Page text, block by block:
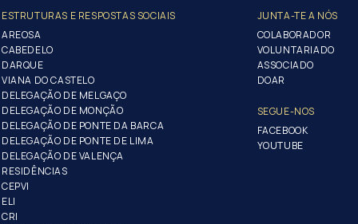
ESTRUTURAS E RESPOSTAS SOCIAIS
AREOSA
CABEDELO
DARQUE
VIANA DO CASTELO
DELEGAÇÃO DE MELGAÇO
DELEGAÇÃO DE MONÇÃO
DELEGAÇÃO DE PONTE DA BARCA
DELEGAÇÃO DE PONTE DE LIMA
DELEGAÇÃO DE VALENÇA
RESIDÊNCIAS
CEPVI
ELI
CRI
JUNTA-TE A NÓS
COLABORADOR
VOLUNTARIADO
ASSOCIADO
DOAR
SEGUE-NOS
FACEBOOK
YOUTUBE